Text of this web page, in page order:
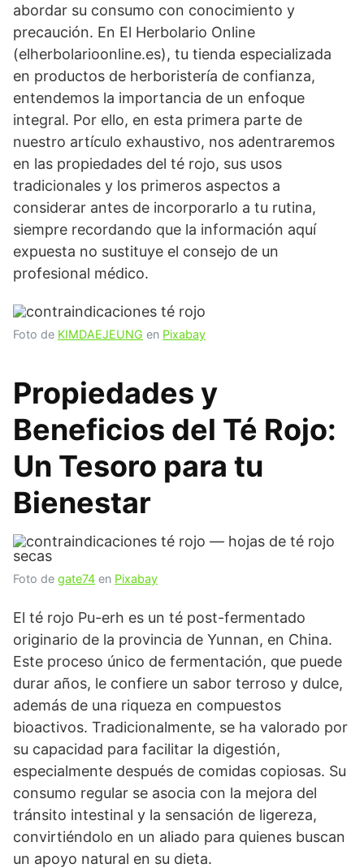
abordar su consumo con conocimiento y
precaución. En El Herbolario Online
(elherbolarioonline.es), tu tienda especializada
en productos de herboristería de confianza,
entendemos la importancia de un enfoque
integral. Por ello, en esta primera parte de
nuestro artículo exhaustivo, nos adentraremos
en las propiedades del té rojo, sus usos
tradicionales y los primeros aspectos a
considerar antes de incorporarlo a tu rutina,
siempre recordando que la información aquí
expuesta no sustituye el consejo de un
profesional médico.
Foto de KIMDAEJEUNG en Pixabay
Propiedades y
Beneficios del Té Rojo:
Un Tesoro para tu
Bienestar
Foto de gate74 en Pixabay
El té rojo Pu-erh es un té post-fermentado
originario de la provincia de Yunnan, en China.
Este proceso único de fermentación, que puede
durar años, le confiere un sabor terroso y dulce,
además de una riqueza en compuestos
bioactivos. Tradicionalmente, se ha valorado por
su capacidad para facilitar la digestión,
especialmente después de comidas copiosas. Su
consumo regular se asocia con la mejora del
tránsito intestinal y la sensación de ligereza,
convirtiéndolo en un aliado para quienes buscan
un apoyo natural en su dieta.